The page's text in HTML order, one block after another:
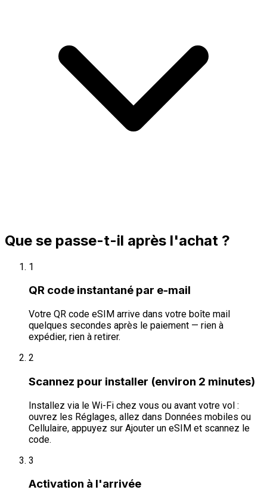
Que se passe-t-il après l'achat ?
1
QR code instantané par e-mail
Votre QR code eSIM arrive dans votre boîte mail
quelques secondes après le paiement — rien à
expédier, rien à retirer.
2
Scannez pour installer (environ 2 minutes)
Installez via le Wi-Fi chez vous ou avant votre vol :
ouvrez les Réglages, allez dans Données mobiles ou
Cellulaire, appuyez sur Ajouter un eSIM et scannez le
code.
3
Activation à l'arrivée